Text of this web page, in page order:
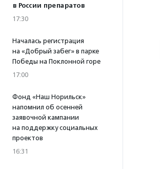
в России препаратов
17:30
Началась регистрация
на «Добрый забег» в парке
Победы на Поклонной горе
17:00
Фонд «Наш Норильск»
напомнил об осенней
заявочной кампании
на поддержку социальных
проектов
16:31